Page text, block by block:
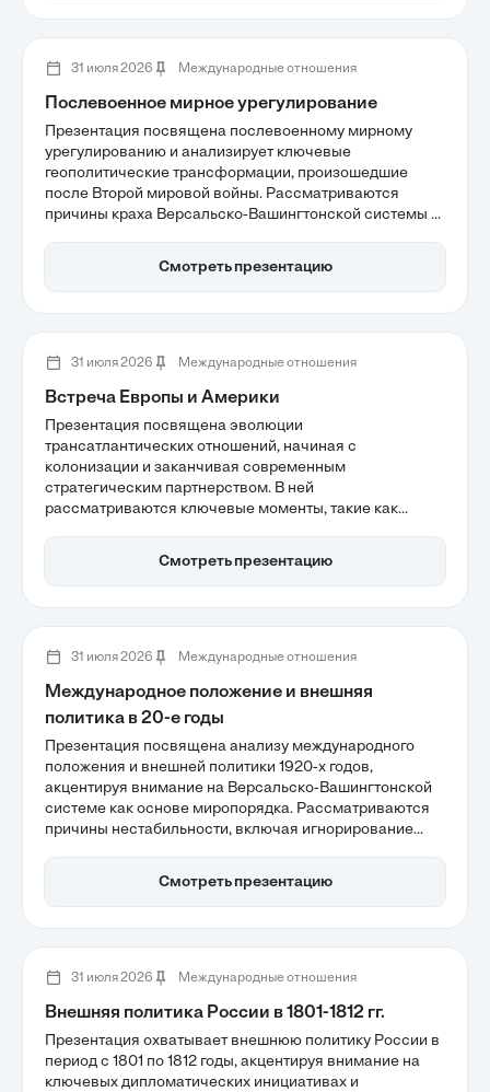
31 июля 2026 Международные отношения
Послевоенное мирное урегулирование
Презентация посвящена послевоенному мирному
урегулированию и анализирует ключевые
геополитические трансформации, произошедшие
после Второй мировой войны. Рассматриваются
причины краха Версальско-Вашингтонской системы и
основой для формирования биполярной системы
международных отношений. В результате, мир
Смотреть презентацию
31 июля 2026 Международные отношения
Встреча Европы и Америки
Презентация посвящена эволюции
трансатлантических отношений, начиная с
колонизации и заканчивая современным
стратегическим партнерством. В ней
рассматриваются ключевые моменты, такие как
американской государственности и роль
послевоенного восстановления в интеграции. Также
Смотреть презентацию
31 июля 2026 Международные отношения
Международное положение и внешняя
политика в 20-е годы
Презентация посвящена анализу международного
положения и внешней политики 1920-х годов,
акцентируя внимание на Версальско-Вашингтонской
системе как основе миропорядка. Рассматриваются
причины нестабильности, включая игнорирование
изоляционизм США, которые подорвали коллективную
безопасность. Также обсуждаются экономические
Смотреть презентацию
31 июля 2026 Международные отношения
Внешняя политика России в 1801-1812 гг.
Презентация охватывает внешнюю политику России в
период с 1801 по 1812 годы, акцентируя внимание на
ключевых дипломатических инициативах и